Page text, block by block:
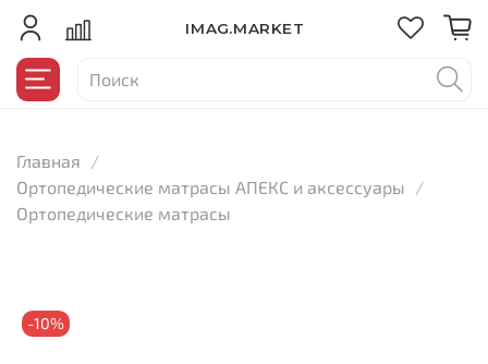
IMAG.MARKET
Главная
Ортопедические матрасы АПЕКС и аксессуары
Ортопедические матрасы
-10%